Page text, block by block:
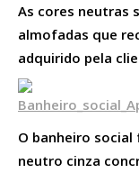
As cores neutras
almofadas que
adquirido pela
O banheiro
neutro cinza